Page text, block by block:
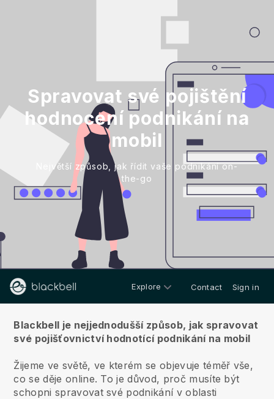
Spravovat své pojištění
hodnocení podnikání na
mobil
Největší způsob, jak řídit vaše podnikání on-
the-go
Explore Contact Sign in
Blackbell je nejjednodušší způsob, jak spravovat
své pojišťovnictví hodnotící podnikání na mobil
Žijeme ve světě, ve kterém se objevuje téměř vše,
co se děje online. To je důvod, proč musíte být
schopni spravovat své podnikání v oblasti